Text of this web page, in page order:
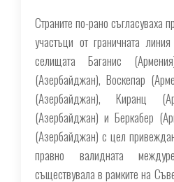
Страните по-рано съгласуваха
участъци от граничната
селищата Баганис
(Азербайджан), Воскепар
(Азербайджан), Киранц
(Азербайджан) и Беркабер
(Азербайджан) с цел
правно валидната
съществувала в рамките на